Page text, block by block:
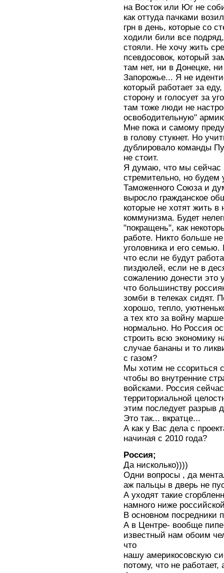
на Восток или Юг не
как оттуда пачками
грн в день, которые со
ходили били все
стояли. Не хочу жить
псевдосовок, который
там нет, ни в Донецке,
Запорожье... Я не
который работает за
сторону и голосует за
там тоже люди не
освободительную"
Мне пока и самому
в голову стукнет. Но
дублировало команды
не стоит.
Я думаю, что мы сейчас
стремительно, но будем
Таможенного Союза и
выросло гражданское
которые не хотят жить в
коммунизма. Будет
"покращень", как
работе. Никто больше не
уголовника и его семью.
что если не будут
пиздюлей, если не в
сожалению донести это
что большинству
зомби в телеках сидят.
хорошо, тепло,
а тех кто за войну
нормально. Но Россия
строить всю экономику
случае бананы и то
с газом?
Мы хотим не ссориться
чтобы во внутренние
войсками. Россия
территориальной
этим последует разрыв
Это так... вкратце...
А как у Вас дела с
начиная с 2010 года?
Россия;
Да нисколько))))
Одни вопросы , да
аж пальцы в дверь не
А уходят такие
намного ниже
В основном посредники
А в Центре- вообще
известный нам обоим
что
нашу америкосовскую
потому, что не работает,